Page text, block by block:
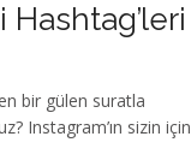
Hashtag’leri
bir gülen suratla
Instagram’ın sizin için